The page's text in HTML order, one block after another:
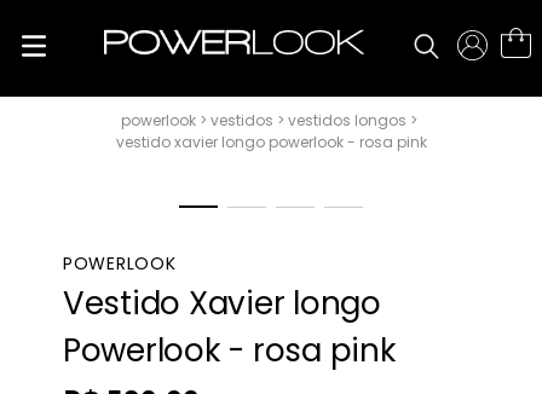
vestidos
vestidos longos
vestido xavier longo powerlook - rosa pink
POWERLOOK
Vestido Xavier longo
Powerlook - rosa pink